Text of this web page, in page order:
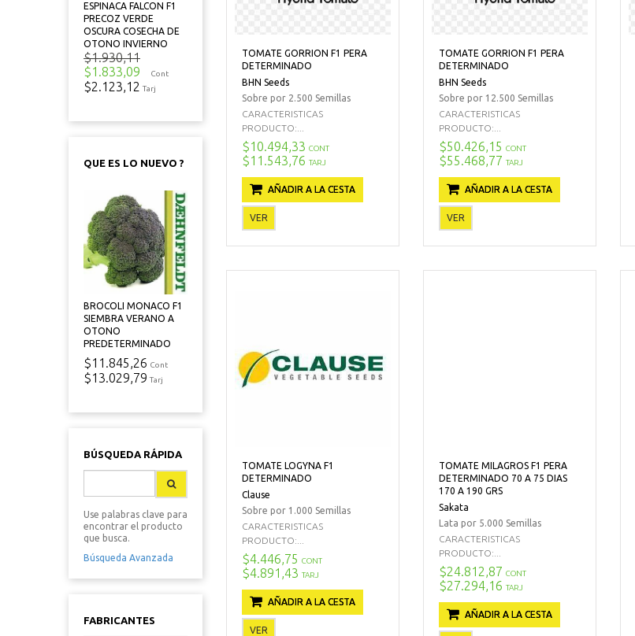
ESPINACA FALCON F1
PRECOZ VERDE
OSCURA COSECHA DE
OTONO INVIERNO
$1.930,11
$1.833,09
Cont
$2.123,12 Tarj
QUE ES LO NUEVO ?
BROCOLI MONACO F1
SIEMBRA VERANO A
OTONO
PREDETERMINADO
$11.845,26 Cont
$13.029,79 Tarj
BÚSQUEDA RÁPIDA
Use palabras clave para
encontrar el producto
que busca.
Búsqueda Avanzada
FABRICANTES
TOMATE GORRION F1 PERA
DETERMINADO
BHN Seeds
Sobre por 2.500 Semillas
CARACTERISTICAS
PRODUCTO:...
$10.494,33 CONT
$11.543,76 TARJ
AÑADIR A LA CESTA
VER
TOMATE GORRION F1 PERA
DETERMINADO
BHN Seeds
Sobre por 12.500 Semillas
CARACTERISTICAS
PRODUCTO:...
$50.426,15 CONT
$55.468,77 TARJ
AÑADIR A LA CESTA
VER
TOMATE LOGYNA F1
DETERMINADO
Clause
Sobre por 1.000 Semillas
CARACTERISTICAS
PRODUCTO:...
$4.446,75 CONT
$4.891,43 TARJ
AÑADIR A LA CESTA
VER
TOMATE MILAGROS F1 PERA
DETERMINADO 70 A 75 DIAS
170 A 190 GRS
Sakata
Lata por 5.000 Semillas
CARACTERISTICAS
PRODUCTO:...
$24.812,87 CONT
$27.294,16 TARJ
AÑADIR A LA CESTA